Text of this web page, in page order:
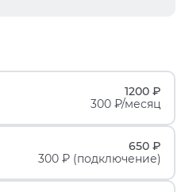
1200 ₽
300 ₽/месяц
650 ₽
300 ₽ (подключение)